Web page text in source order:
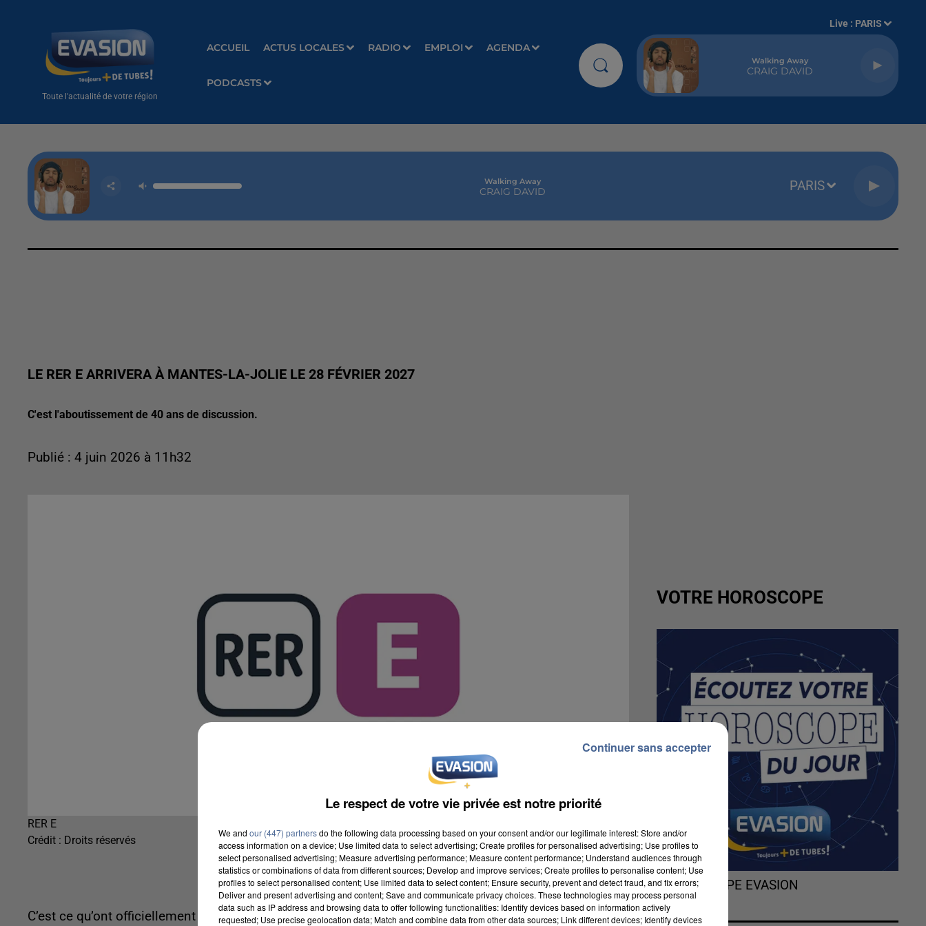
Toute l'actualité de votre région
ACCUEIL ACTUS LOCALES RADIO EMPLOI AGENDA
PODCASTS
Live : PARIS
Walking Away
CRAIG DAVID
Walking Away
CRAIG DAVID PARIS
LE RER E ARRIVERA À MANTES-LA-JOLIE LE 28 FÉVRIER 2027
C'est l'aboutissement de 40 ans de discussion.
Publié : 4 juin 2026 à 11h32
RER E
Crédit : Droits réservés
C’est ce qu’ont officiellement annoncé les responsables du projet Eole lors du Salon des Maires d’Île-
VOTRE HOROSCOPE
L'HOROSCOPE EVASION
Le respect de votre vie privée est notre priorité
We and our (447) partnersdo the following data processing based on your consent and/or our legitimate interest: Store and/or
access information on a device; Use limited data to select advertising; Create profiles for personalised advertising; Use profiles to
select personalised advertising; Measure advertising performance; Measure content performance; Understand audiences through
statistics or combinations of data from different sources; Develop and improve services; Create profiles to personalise content; Use
profiles to select personalised content; Use limited data to select content; Ensure security, prevent and detect fraud, and fix errors;
Deliver and present advertising and content; Save and communicate privacy choices. These technologies may process personal
data such as IP address and browsing data to offer following functionalities: Identify devices based on information actively
requested; Use precise geolocation data; Match and combine data from other data sources; Link different devices; Identify devices
Continuer sans accepter